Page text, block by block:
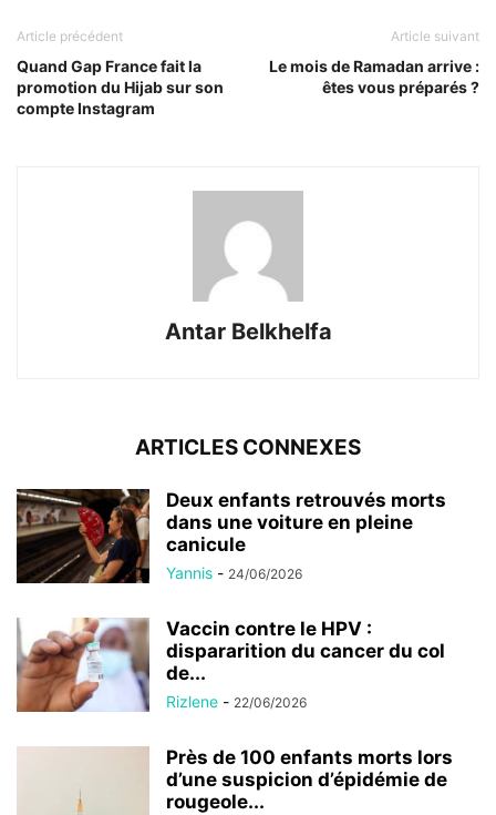
Article précédent
Quand Gap France fait la
promotion du Hijab sur son
compte Instagram
Article suivant
Le mois de Ramadan arrive :
êtes vous préparés ?
Antar Belkhelfa
ARTICLES CONNEXES
Deux enfants retrouvés morts
dans une voiture en pleine
canicule
Yannis - 24/06/2026
Vaccin contre le HPV :
dispararition du cancer du col
de...
Rizlene - 22/06/2026
Près de 100 enfants morts lors
d’une suspicion d’épidémie de
rougeole...